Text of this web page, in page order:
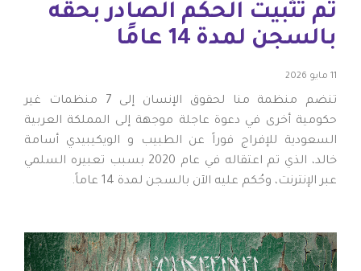
تم تثبيت الحكم الصادر بحقه
بالسجن لمدة 14 عامًا
11 مايو 2026
تنضم منظمة منا لحقوق الإنسان إلى 7 منظمات غير
حكومية أخرى في دعوة عاجلة موجهة إلى المملكة العربية
السعودية للإفراج فوراً عن الطبيب و الويكيبيدي أسامة
خالد، الذي تم اعتقاله في عام 2020 بسبب تعبيره السلمي
عبر الإنترنت، وحُكم عليه الآن بالسجن لمدة 14 عاماً.